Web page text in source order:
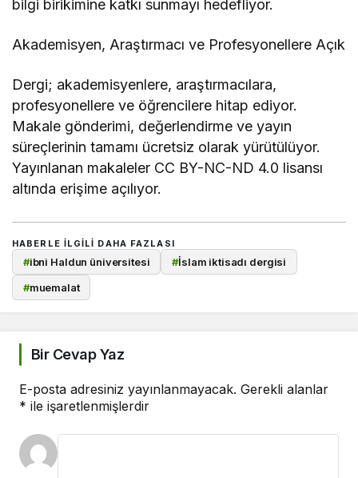
bilgi birikimine katkı sunmayı hedefliyor.
Akademisyen, Araştırmacı ve Profesyonellere Açık
Dergi; akademisyenlere, araştırmacılara,
profesyonellere ve öğrencilere hitap ediyor.
Makale gönderimi, değerlendirme ve yayın
süreçlerinin tamamı ücretsiz olarak yürütülüyor.
Yayınlanan makaleler CC BY-NC-ND 4.0 lisansı
altında erişime açılıyor.
HABERLE ILGILI DAHA FAZLASI
#ibni Haldun üniversitesi #İslam iktisadı dergisi
#muemalat
Bir Cevap Yaz
E-posta adresiniz yayınlanmayacak. Gerekli alanlar
* ile işaretlenmişlerdir